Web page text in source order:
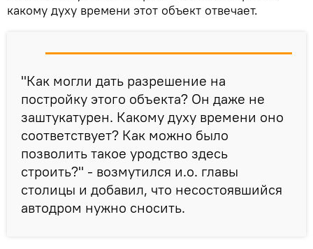
какому духу времени этот объект отвечает.
"Как могли дать разрешение на
постройку этого объекта? Он даже не
заштукатурен. Какому духу времени оно
соответствует? Как можно было
позволить такое уродство здесь
строить?" - возмутился и.о. главы
столицы и добавил, что несостоявшийся
автодром нужно сносить.